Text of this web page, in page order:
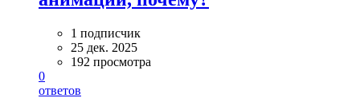
1 подписчик
25 дек. 2025
192 просмотра
0
ответов